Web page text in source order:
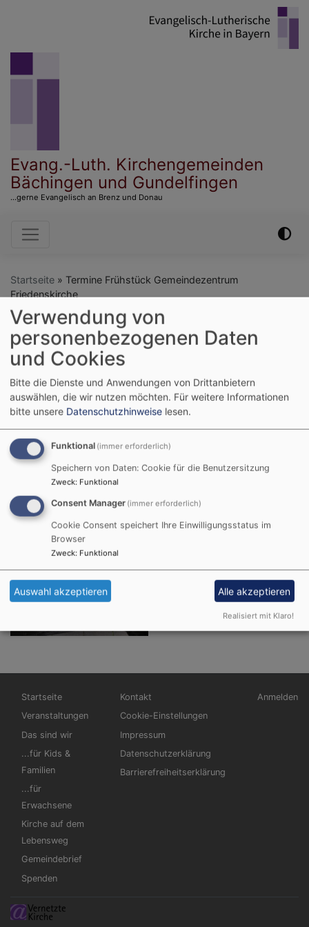
Evang.-Luth. Kirchengemeinden
Bächingen und Gundelfingen
...gerne Evangelisch an Brenz und Donau
Hauptnavigation
Startseite
Termine Frühstück Gemeindezentrum
Friedenskirche
Termine Frühstück
Gemeindezentrum
Friedenskirche
gemeinsamen Frühstück
Friedenskirche (jeweils
um 9:00 Uhr) , am:
01. Juli 2026
Hauptnavigation
Startseite
Veranstaltungen
Das sind wir
...für Kids &
Familien
...für
Erwachsene
Kirche auf dem
Lebensweg
Gemeindebrief
Spenden
Fußbereichsmenü
Kontakt
Cookie-Einstellungen
Impressum
Datenschutzerklärung
Barrierefreiheitserklärung
Anmelden
Verwendung von
personenbezogenen Daten
und Cookies
Bitte die Dienste und Anwendungen von Drittanbietern
auswählen, die wir nutzen möchten. Für weitere Informationen
bitte unsere Datenschutzhinweise lesen.
Funktional (immer erforderlich)
Speichern von Daten: Cookie für die Benutzersitzung
Zweck: Funktional
Consent Manager (immer erforderlich)
Cookie Consent speichert Ihre Einwilligungsstatus im
Browser
Zweck: Funktional
Auswahl akzeptieren Alle akzeptieren
Realisiert mit Klaro!